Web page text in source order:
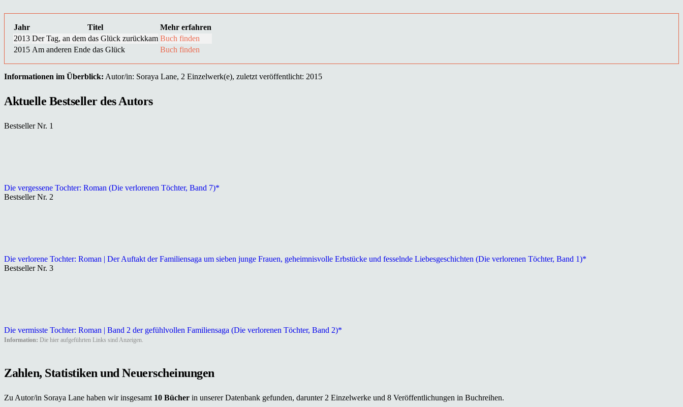
Jahr Titel
Mehr erfahren
2013 Der Tag, an dem das Glück zurückkam Buch finden
2015 Am anderen Ende das Glück Buch finden
Informationen im Überblick: Autor/in: Soraya Lane, 2 Einzelwerk(e), zuletzt veröffentlicht: 2015
Aktuelle Bestseller des Autors
Bestseller Nr. 1
Die vergessene Tochter: Roman (Die verlorenen Töchter, Band 7)*
Bestseller Nr. 2
Die verlorene Tochter: Roman | Der Auftakt der Familiensaga um sieben junge Frauen, geheimnisvolle Erbstücke und fesselnde Liebesgeschichten (Die verlorenen Töchter, Band 1)*
Bestseller Nr. 3
Die vermisste Tochter: Roman | Band 2 der gefühlvollen Familiensaga (Die verlorenen Töchter, Band 2)*
Information: Die hier aufgeführten Links sind Anzeigen.
Zahlen, Statistiken und Neuerscheinungen
Zu Autor/in Soraya Lane haben wir insgesamt 10 Bücher in unserer Datenbank gefunden, darunter 2 Einzelwerke und 8 Veröffentlichungen in Buchreihen.